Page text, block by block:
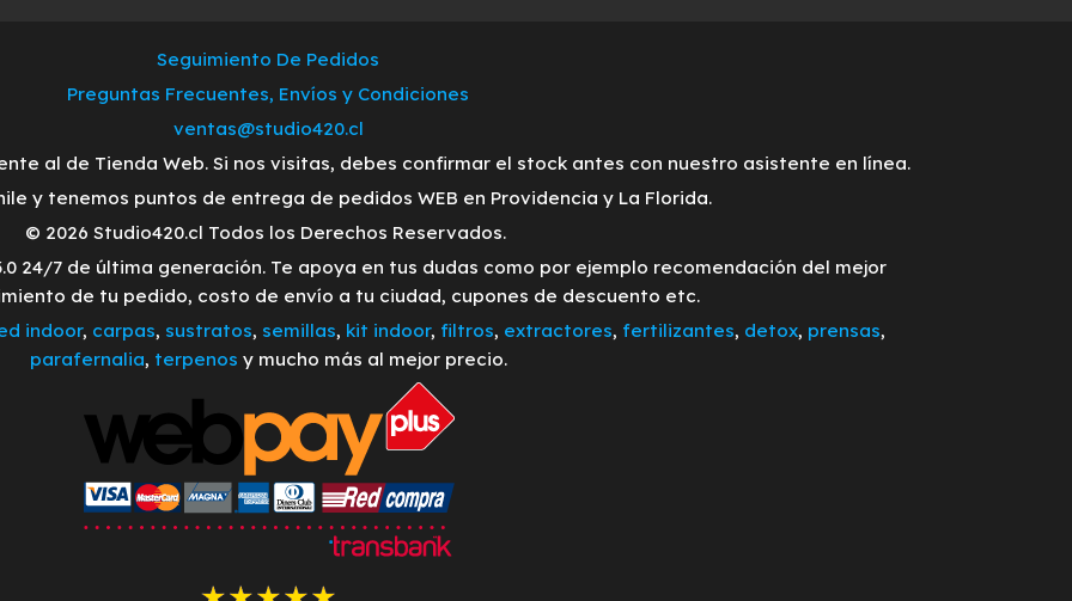
Seguimiento De Pedidos
Preguntas Frecuentes, Envíos y Condiciones
ventas@studio420.cl
al de Tienda Web. Si nos visitas, debes confirmar el stock antes con nuestro asistente en línea.
y tenemos puntos de entrega de pedidos WEB en Providencia y La Florida.
© 2026 Studio420.cl Todos los Derechos Reservados.
24/7 de última generación. Te apoya en tus dudas como por ejemplo recomendación del mejor
de tu pedido, costo de envío a tu ciudad, cupones de descuento etc.
indoor, carpas, sustratos, semillas, kit indoor, filtros, extractores, fertilizantes, detox, prensas,
parafernalia, terpenos y mucho más al mejor precio.